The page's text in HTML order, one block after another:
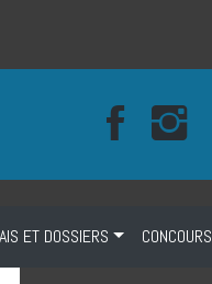
ET DOSSIERS CONCOURS